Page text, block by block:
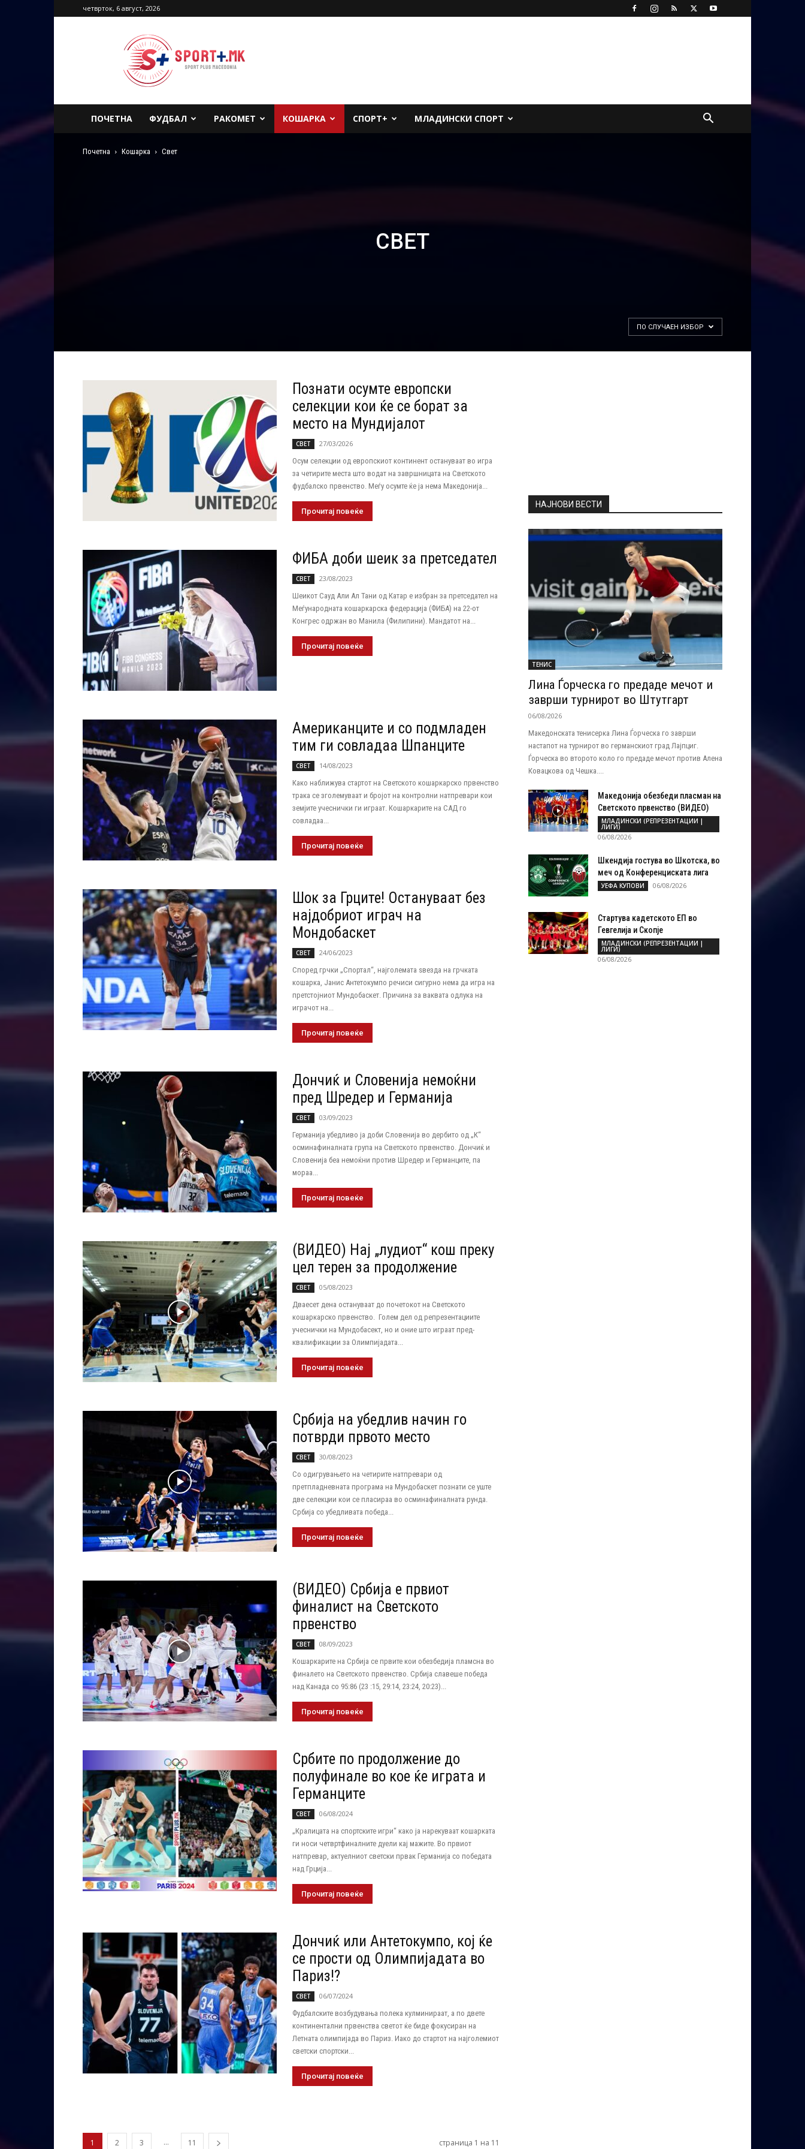
четврток, 6 август, 2026
Sport
Plus
Macedonia
ПОЧЕТНА ФУДБАЛ РАКОМЕТ КОШАРКА СПОРТ+ МЛАДИНСКИ СПОРТ
Почетна Кошарка Свет
СВЕТ
ПО СЛУЧАЕН ИЗБОР
Познати осумте европски
селекции кои ќе се борат за
место на Мундијалот
СВЕТ
27/03/2026
Осум селекции од европскиот континент остануваат во игра
за четирите места што водат на завршницата на Светското
фудбалско првенство. Меѓу осумте ќе ја нема Македонија...
Прочитај повеќе
ФИБА доби шеик за претседател
СВЕТ
23/08/2023
Шеикот Сауд Али Ал Тани од Катар е избран за претседател на
Меѓународната кошаркарска федерација (ФИБА) на 22-от
Конгрес одржан во Манила (Филипини). Мандатот на...
Прочитај повеќе
Американците и со подмладен
тим ги совладаа Шпанците
СВЕТ
14/08/2023
Како наближува стартот на Светското кошаркарско првенство
трака се зголемуваат и бројот на контролни натпревари кои
земјите учеснички ги играат. Кошаркарите на САД го
совладаа...
Прочитај повеќе
Шок за Грците! Oстануваат без
најдобриот играч на
Мондобаскет
СВЕТ
24/06/2023
Според грчки „Спортал“, најголемата ѕвезда на грчката
кошарка, Јанис Антетокумпо речиси сигурно нема да игра на
претстојниот Мундобаскет. Причина за ваквата одлука на
играчот на...
Прочитај повеќе
Дончиќ и Словенија немоќни
пред Шредер и Германија
СВЕТ
03/09/2023
Германија убедливо ја доби Словенија во дербито од „К“
осминафиналната група на Светското првенство. Дончиќ и
Словенија беа немоќни против Шредер и Германците, па
мораа...
Прочитај повеќе
(ВИДЕО) Нај „лудиот“ кош преку
цел терен за продолжение
СВЕТ
05/08/2023
Дваесет дена остануваат до почетокот на Светското
кошаркарско првенство. Голем дел од репрезентациите
учеснички на Мундобасект, но и оние што играат пред-
квалификации за Олимпијадата...
Прочитај повеќе
Србија на убедлив начин го
потврди првото место
СВЕТ
30/08/2023
Со одигрувањето на четирите натпревари од
претпладневната програма на Мундобаскет познати се уште
две селекции кои се пласираа во осминафиналната рунда.
Србија со убедливата победа...
Прочитај повеќе
(ВИДЕО) Србија е првиот
финалист на Светското
првенство
СВЕТ
08/09/2023
Кошаркарите на Србија се првите кои обезбедија пламсна во
финалето на Светското првенство. Србија славеше победа
над Канада со 95:86 (23 :15, 29:14, 23:24, 20:23)...
Прочитај повеќе
Србите по продолжение до
полуфинале во кое ќе играта и
Германците
СВЕТ
06/08/2024
„Кралицата на спортските игри“ како ја нарекуваат кошарката
ги носи четвртфиналните дуели кај мажите. Во првиот
натпревар, актуелниот светски првак Германија со победата
над Грција...
Прочитај повеќе
Дончиќ или Антетокумпо, кој ќе
се прости од Олимпијадата во
Париз!?
СВЕТ
06/07/2024
Фудбалските возбудувања полека кулминираат, а по двете
континентални првенства светот ќе биде фокусиран на
Летната олимпијада во Париз. Иако до стартот на најголемиот
светски спортски...
Прочитај повеќе
1 2 3 ... 11 страница 1 на 11
НАЈНОВИ ВЕСТИ
ТЕНИС
Лина Ѓорческа го предаде мечот и
заврши турнирот во Штутгарт
06/08/2026
Македонската тенисерка Лина Ѓорческа го заврши
настапот на турнирот во германскиот град Лајпциг.
Ѓорческа во второто коло го предаде мечот против Алена
Ковацкова од Чешка....
Македонија обезбеди пласман на
Светското првенство (ВИДЕО)
МЛАДИНСКИ (РЕПРЕЗЕНТАЦИИ |
ЛИГИ)
06/08/2026
Шкендија гостува во Шкотска, во
меч од Конференциската лига
УЕФА КУПОВИ 06/08/2026
Стартува кадетското ЕП во
Гевгелија и Скопје
МЛАДИНСКИ (РЕПРЕЗЕНТАЦИИ |
ЛИГИ)
06/08/2026